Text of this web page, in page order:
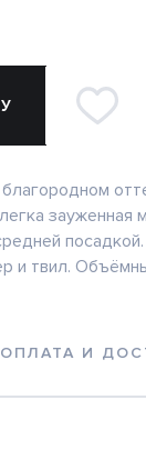
зауженная
посадкой.
и твил.
ОПЛАТА И